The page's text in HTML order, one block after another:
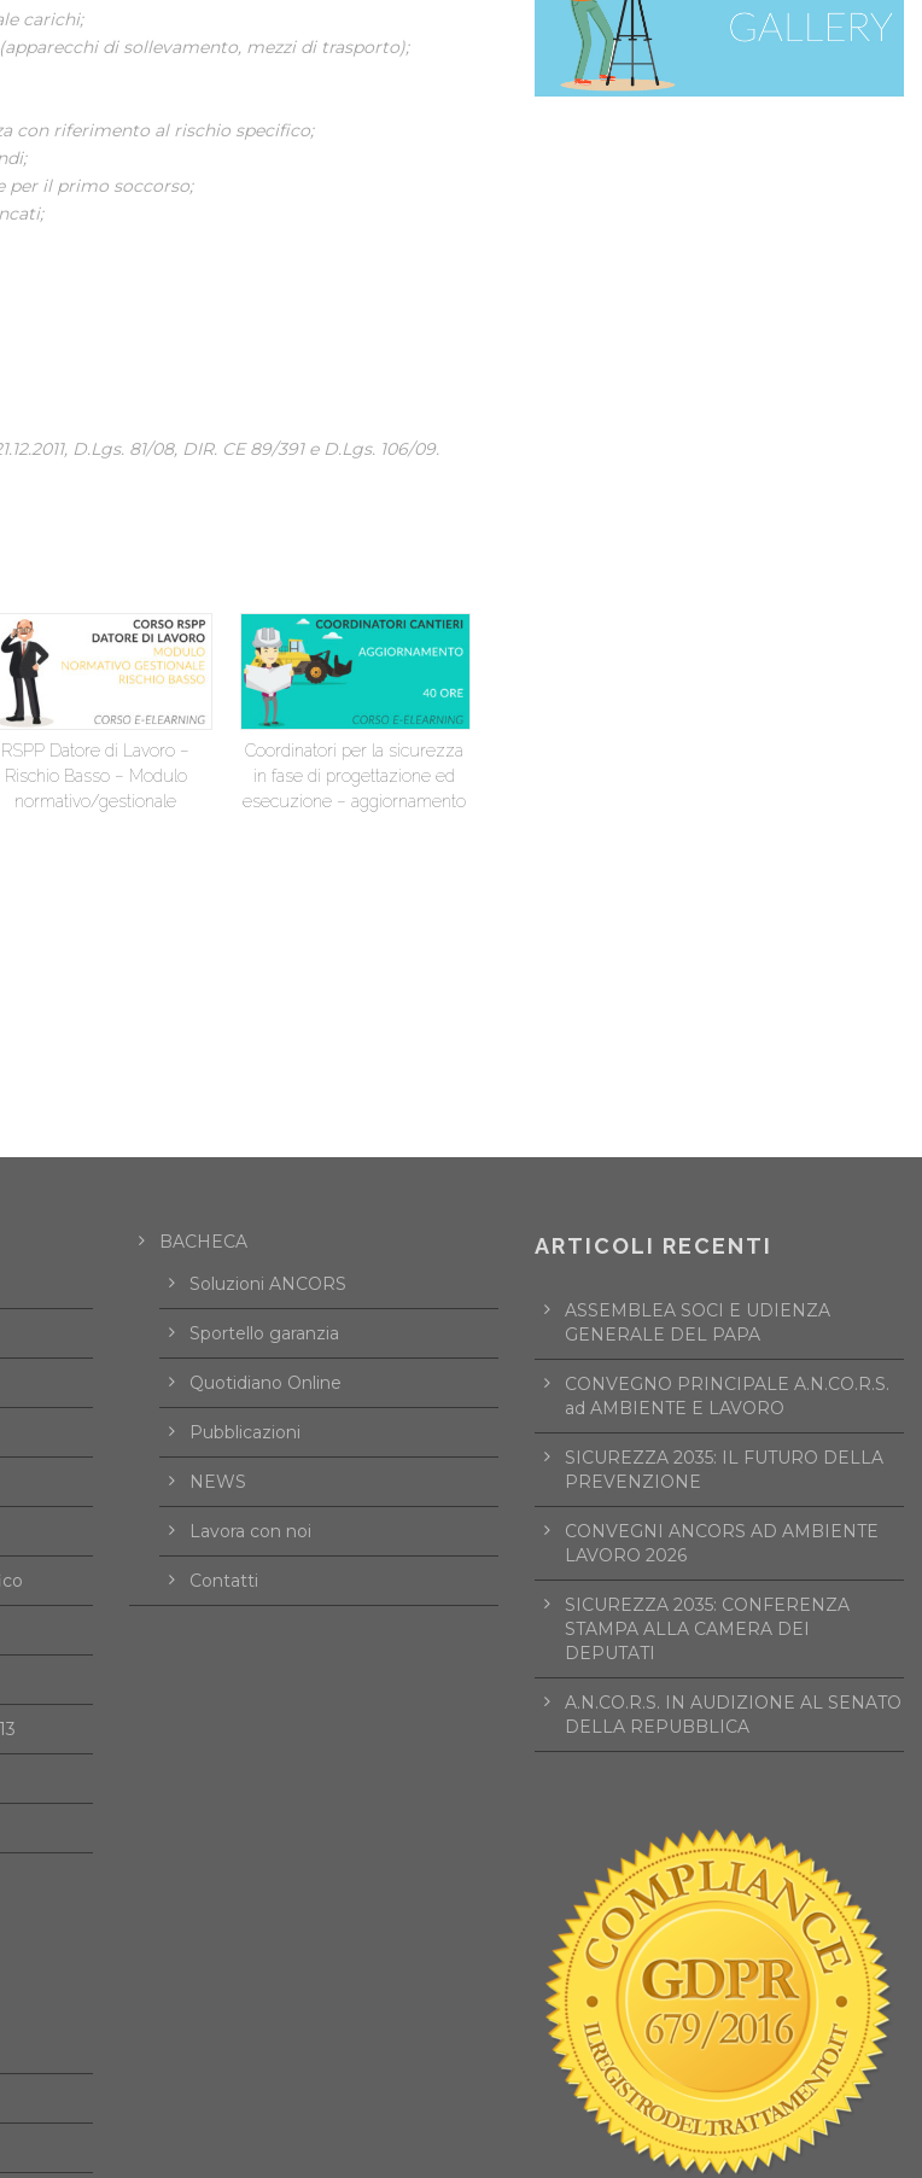
carichi;
di sollevamento, mezzi di trasporto);
con riferimento al rischio specifico;
per il primo soccorso;
D.Lgs. 81/08, DIR. CE 89/391 e D.Lgs. 106/09.
RSPP Datore di Lavoro –
Rischio Basso – Modulo
normativo/gestionale
Coordinatori per la sicurezza
in fase di progettazione ed
esecuzione – aggiornamento
BACHECA
Soluzioni ANCORS
Sportello garanzia
Quotidiano Online
Pubblicazioni
NEWS
Lavora con noi
Contatti
ARTICOLI RECENTI
ASSEMBLEA SOCI E UDIENZA
GENERALE DEL PAPA
CONVEGNO PRINCIPALE A.N.CO.R.S.
ad AMBIENTE E LAVORO
SICUREZZA 2035: IL FUTURO DELLA
PREVENZIONE
CONVEGNI ANCORS AD AMBIENTE
LAVORO 2026
SICUREZZA 2035: CONFERENZA
STAMPA ALLA CAMERA DEI
DEPUTATI
A.N.CO.R.S. IN AUDIZIONE AL SENATO
DELLA REPUBBLICA